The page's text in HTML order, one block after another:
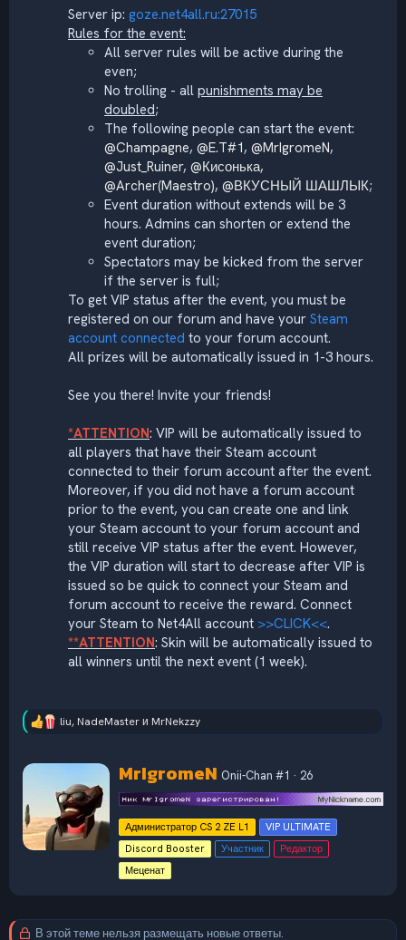
Server ip: goze.net4all.ru:27015
Rules for the event:
All server rules will be active during the
even;
No trolling - all punishments may be
doubled;
The following people can start the event:
@Champagne, @E.T#1, @MrIgromeN,
@Just_Ruiner, @Кисонька,
@Archer(Maestro), @ВКУСНЫЙ ШАШЛЫК;
Event duration without extends will be 3
hours. Admins can shorten or extend the
event duration;
Spectators may be kicked from the server
if the server is full;
To get VIP status after the event, you must be
registered on our forum and have your Steam
account connected to your forum account.
All prizes will be automatically issued in 1-3 hours.
See you there! Invite your friends!
*ATTENTION: VIP will be automatically issued to
all players that have their Steam account
connected to their forum account after the event.
Moreover, if you did not have a forum account
prior to the event, you can create one and link
your Steam account to your forum account and
still receive VIP status after the event. However,
the VIP duration will start to decrease after VIP is
issued so be quick to connect your Steam and
forum account to receive the reward. Connect
your Steam to Net4All account >>CLICK<<.
**ATTENTION: Skin will be automatically issued to
all winners until the next event (1 week).
Р
и
:
liu, NadeMasterи MrNekzzy
А
в
т
о
р
MrIgromeN Onii-Chan #1 · 26
Администратор CS 2 ZE L1
VIP ULTIMATE
Discord Booster
Участник
Редактор
Меценат
В этой теме нельзя размещать новые ответы.